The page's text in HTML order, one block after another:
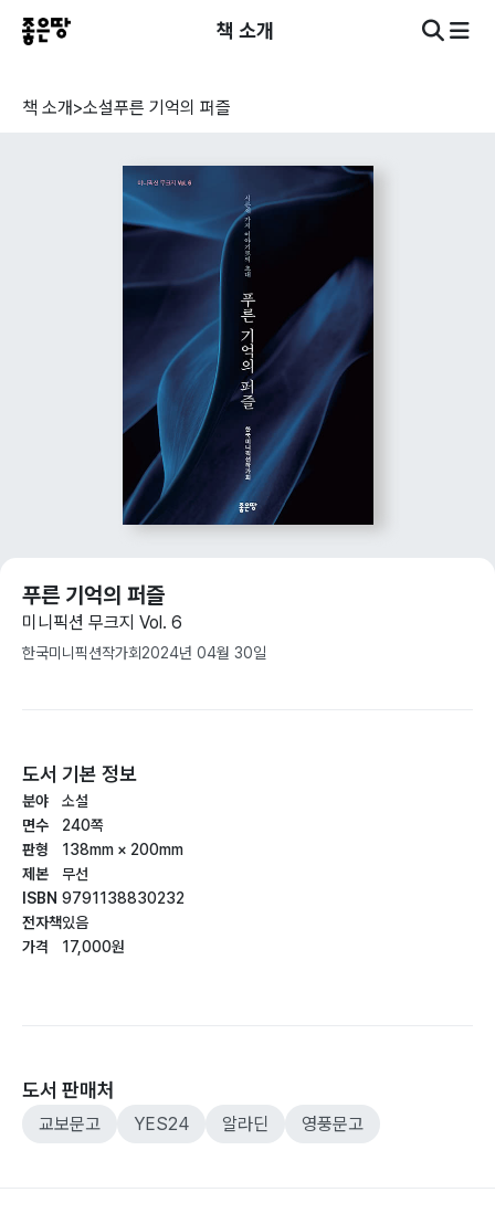
책 소개
책 소개>소설푸른 기억의 퍼즐
푸른 기억의 퍼즐
미니픽션 무크지 Vol. 6
한국미니픽션작가회 2024년 04월 30일
도서 기본 정보
분야
면수
판형
제본
ISBN
전자책
가격
소설
240쪽
138mm × 200mm
무선
9791138830232
있음
17,000원
도서 판매처
교보문고 YES24 알라딘 영풍문고